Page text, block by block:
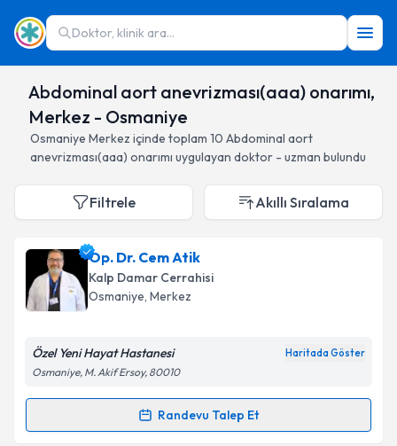
Doktor, klinik ara...
Abdominal aort anevrizması(aaa) onarımı,
Merkez - Osmaniye
Osmaniye Merkez içinde toplam 10 Abdominal aort
anevrizması(aaa) onarımı uygulayan doktor - uzman bulundu
Filtrele Akıllı Sıralama
Op. Dr. Cem Atik
Kalp Damar Cerrahisi
Osmaniye, Merkez
Özel Yeni Hayat Hastanesi Haritada Göster
Osmaniye, M. Akif Ersoy, 80010
Randevu Talep Et
Randevu Takvimi Talebi